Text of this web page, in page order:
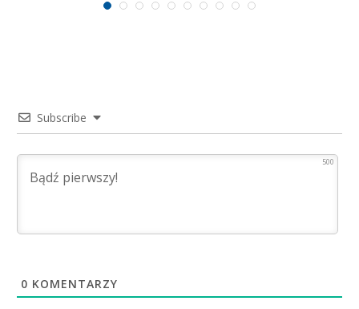
Subscribe
500
0 KOMENTARZY